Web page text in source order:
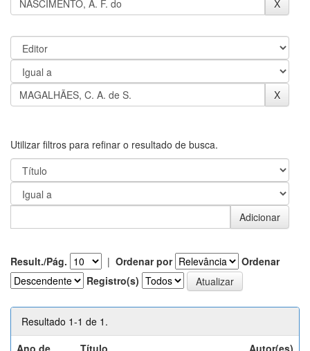
Utilizar filtros para refinar o resultado de busca.
Result./Pág. | Ordenar por
Ordenar
Registro(s)
Resultado 1-1 de 1.
Ano de
Título Autor(es)